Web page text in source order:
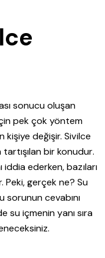
sonucu oluşan
pek çok yöntem
kişiye değişir. Sivilce
bir konudur.
iddia ederken, bazıları
Peki, gerçek ne? Su
sorunun cevabını
su içmenin yanı sıra